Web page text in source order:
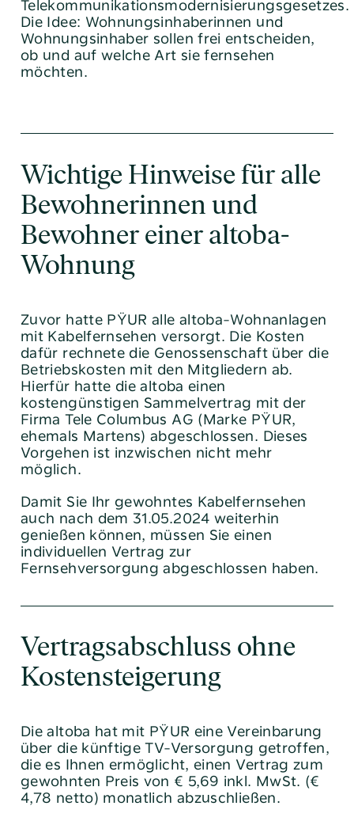
Telekommunikationsmodernisierungsgesetzes.
Die Idee: Wohnungsinhaberinnen und
Wohnungsinhaber sollen frei entscheiden,
ob und auf welche Art sie fernsehen
möchten.
Wichtige Hinweise für alle
Bewohnerinnen und
Bewohner einer altoba-
Wohnung
Zuvor hatte PŸUR alle altoba-Wohnanlagen
mit Kabelfernsehen versorgt. Die Kosten
dafür rechnete die Genossenschaft über die
Betriebskosten mit den Mitgliedern ab.
Hierfür hatte die altoba einen
kostengünstigen Sammelvertrag mit der
Firma Tele Columbus AG (Marke PŸUR,
ehemals Martens) abgeschlossen. Dieses
Vorgehen ist inzwischen nicht mehr
möglich.
Damit Sie Ihr gewohntes Kabelfernsehen
auch nach dem 31.05.2024 weiterhin
genießen können, müssen Sie einen
individuellen Vertrag zur
Fernsehversorgung abgeschlossen haben.
Vertragsabschluss ohne
Kostensteigerung
Die altoba hat mit PŸUR eine Vereinbarung
über die künftige TV-Versorgung getroffen,
die es Ihnen ermöglicht, einen Vertrag zum
gewohnten Preis von € 5,69 inkl. MwSt. (€
4,78 netto) monatlich abzuschließen.